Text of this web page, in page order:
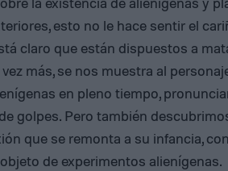
esto no le hace sentir el
claro que están dispuestos a
más, se nos muestra al
en pleno tiempo,
golpes. Pero también
que se remonta a su infancia,
de experimentos alienígenas.